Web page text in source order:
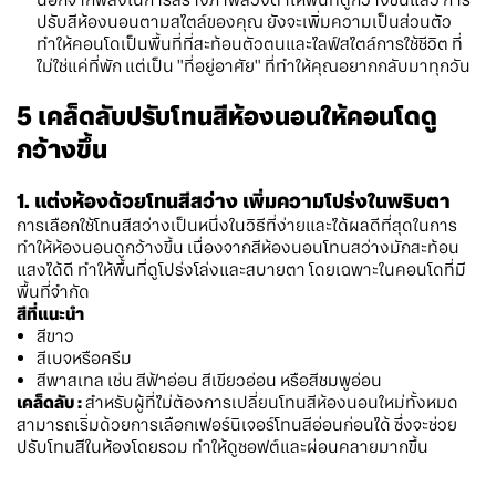
ปรับสีห้องนอนตามสไตล์ของคุณ ยังจะเพิ่มความเป็นส่วนตัว
ทำให้คอนโดเป็นพื้นที่ที่สะท้อนตัวตนและไลฟ์สไตล์การใช้ชีวิต ที่
ไม่ใช่แค่ที่พัก แต่เป็น "ที่อยู่อาศัย" ที่ทำให้คุณอยากกลับมาทุกวัน
5 เคล็ดลับปรับโทนสีห้องนอนให้คอนโดดู
กว้างขึ้น
1. แต่งห้องด้วยโทนสีสว่าง เพิ่มความโปร่งในพริบตา
การเลือกใช้โทนสีสว่างเป็นหนึ่งในวิธีที่ง่ายและได้ผลดีที่สุดในการ
ทำให้ห้องนอนดูกว้างขึ้น เนื่องจากสีห้องนอนโทนสว่างมักสะท้อน
แสงได้ดี ทำให้พื้นที่ดูโปร่งโล่งและสบายตา โดยเฉพาะในคอนโดที่มี
พื้นที่จำกัด
สีที่แนะนำ
สีขาว
สีเบจหรือครีม
สีพาสเทล เช่น สีฟ้าอ่อน สีเขียวอ่อน หรือสีชมพูอ่อน
เคล็ดลับ :สำหรับผู้ที่ไม่ต้องการเปลี่ยนโทนสีห้องนอนใหม่ทั้งหมด
สามารถเริ่มด้วยการเลือกเฟอร์นิเจอร์โทนสีอ่อนก่อนได้ ซึ่งจะช่วย
ปรับโทนสีในห้องโดยรวม ทำให้ดูซอฟต์และผ่อนคลายมากขึ้น